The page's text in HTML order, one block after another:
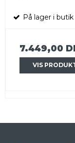
På lager i butik
7.449,00
VIS